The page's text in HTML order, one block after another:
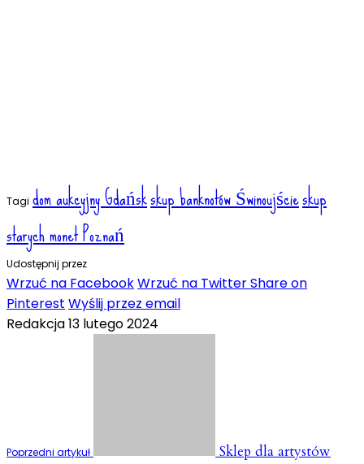
Tagi dom aukcyjny Gdańskskup banknotów Świnoujścieskup
starych monet Poznań
Udostępnij przez
Wrzuć na FacebookWrzuć na TwitterShare on
Pinterest Wyślij przez email
Redakcja13 lutego 2024
Poprzedni artykuł
Sklep dla artystów